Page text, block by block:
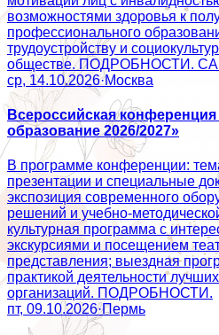
возможностями здоровья к
профессионального
трудоустройству и
обществе. ПОДРОБНОСТИ.
ср, 14.10.2026·Москва
Всероссийская
образование 2026/2027»
В программе конференции:
презентации и специальные
экспозиция современного
решений и учебно-
культурная программа с
экскурсиями и посещением
представления; выездная
практикой деятельности
организаций. ПОДРОБНОСТИ.
пт, 09.10.2026·Пермь